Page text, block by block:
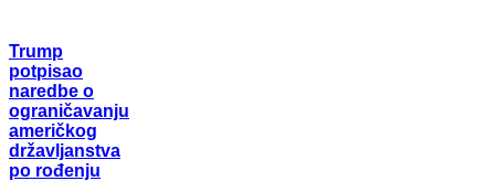
Trump
potpisao
naredbe o
ograničavanju
američkog
državljanstva
po rođenju